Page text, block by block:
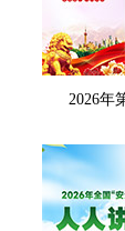
2026年